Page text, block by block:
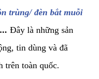
trùng/ đèn bắt muỗi
Đây là những sản
tin dùng và đã
trên toàn quốc.